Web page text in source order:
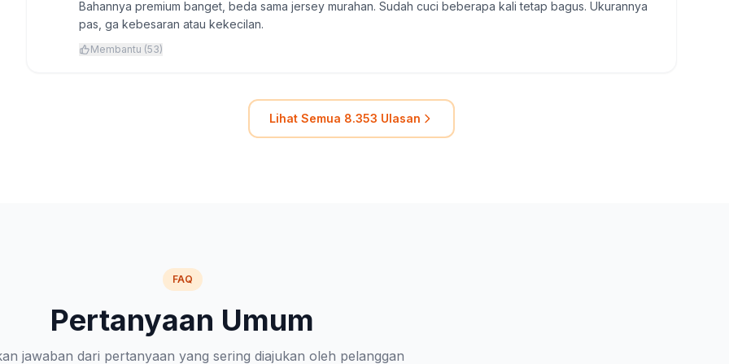
Bahannya premium banget, beda sama jersey murahan. Sudah cuci beberapa kali tetap bagus. Ukurannya
pas, ga kebesaran atau kekecilan.
Membantu (53)
Lihat Semua 8.353 Ulasan
FAQ
Pertanyaan Umum
jawaban dari pertanyaan yang sering diajukan oleh pelanggan